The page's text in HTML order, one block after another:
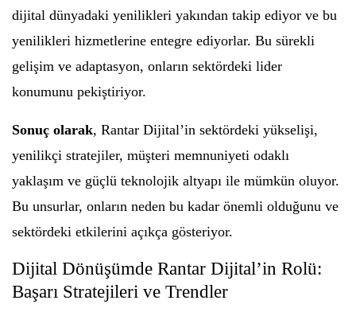
dijital dünyadaki yenilikleri yakından takip ediyor ve bu
yenilikleri hizmetlerine entegre ediyorlar. Bu sürekli
gelişim ve adaptasyon, onların sektördeki lider
konumunu pekiştiriyor.
Sonuç olarak, Rantar Dijital’in sektördeki yükselişi,
yenilikçi stratejiler, müşteri memnuniyeti odaklı
yaklaşım ve güçlü teknolojik altyapı ile mümkün oluyor.
Bu unsurlar, onların neden bu kadar önemli olduğunu ve
sektördeki etkilerini açıkça gösteriyor.
Dijital Dönüşümde Rantar Dijital’in Rolü:
Başarı Stratejileri ve Trendler